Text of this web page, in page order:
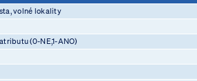
volné lokality
(0-NE,1-ANO)